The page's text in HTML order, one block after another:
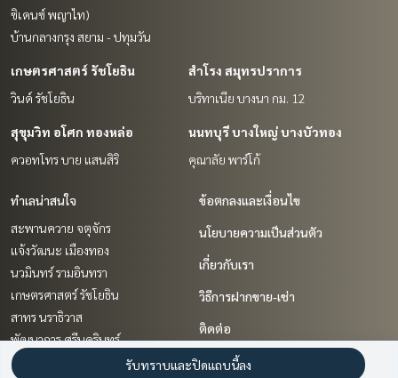
ซิเดนซ์ พญาไท)
บ้านกลางกรุง สยาม - ปทุมวัน
เกษตรศาสตร์ รัชโยธิน
วินด์ รัชโยธิน
สำโรง สมุทรปราการ
บริทาเนีย บางนา กม. 12
สุขุมวิท อโศก ทองหล่อ
ควอทโทร บาย แสนสิริ
นนทบุรี บางใหญ่ บางบัวทอง
คุณาลัย พาร์โก้
ทำเลน่าสนใจ
สะพานควาย จตุจักร
แจ้งวัฒนะ เมืองทอง
นวมินทร์ รามอินทรา
เกษตรศาสตร์ รัชโยธิน
สาทร นราธิวาส
พัฒนาการ ศรีนครินทร์
ราชเทวี พญาไท
ข้อตกลงและเงื่อนไข
นโยบายความเป็นส่วนตัว
เกี่ยวกับเรา
วิธีการฝากขาย-เช่า
ติดต่อ
รับทราบและปิดแถบนี้ลง